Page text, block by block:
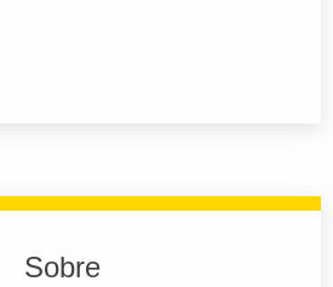
Sobre